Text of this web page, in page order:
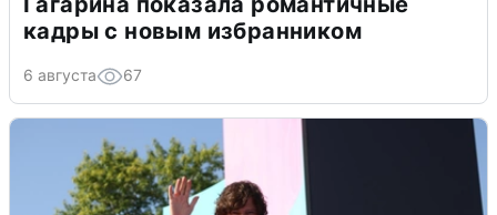
кадры с новым избранником
6 августа 67